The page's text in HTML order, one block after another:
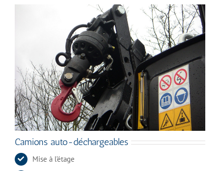
Camions auto-déchargeables
Mise à l’étage